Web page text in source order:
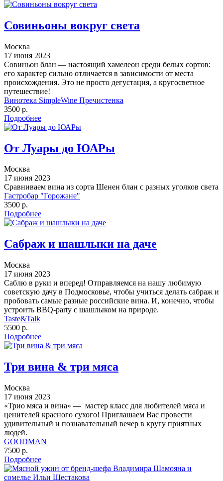
Совиньоны вокруг света
Москва
17 июня 2023
Совиньон блан — настоящий хамелеон среди белых сортов:
его характер сильно отличается в зависимости от места
происхождения. Это не просто дегустация, а кругосветное
путешествие!
Винотека SimpleWine Пречистенка
3500 р.
Подробнее
От Луары до ЮАРы
Москва
17 июня 2023
Сравниваем вина из сорта Шенен блан с разных уголков света
Гастробар "Горожане"
3500 р.
Подробнее
Сабраж и шашлыки на даче
Москва
17 июня 2023
Саблю в руки и вперед! Отправляемся на нашу любимую
советскую дачу в Подмосковье, чтобы учиться делать сабраж и
пробовать самые разные российские вина. И, конечно, чтобы
устроить BBQ-party с шашлыком на природе.
Taste&Talk
5500 р.
Подробнее
Три вина & три мяса
Москва
17 июня 2023
«Трио мяса и вина» — мастер класс для любителей мяса и
ценителей красного сухого! Приглашаем Вас провести
удивительный и познавательный вечер в кругу приятных
людей.
GOODMAN
7500 р.
Подробнее